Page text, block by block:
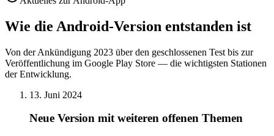
Wie die Android-Version entstanden ist
Von der Ankündigung 2023 über den geschlossenen Test bis zur
Veröffentlichung im Google Play Store — die wichtigsten Stationen
der Entwicklung.
13. Juni 2024
Neue Version mit weiteren offenen Themen